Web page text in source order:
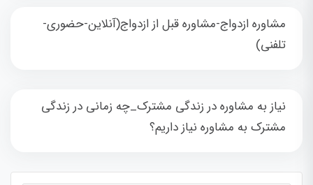
مشاوره ازدواج-مشاوره قبل از ازدواج(آنلاین-حضوری-
تلفنی)
نیاز به مشاوره در زندگی مشترک_چه زمانی در زندگی
مشترک به مشاوره نیاز داریم؟